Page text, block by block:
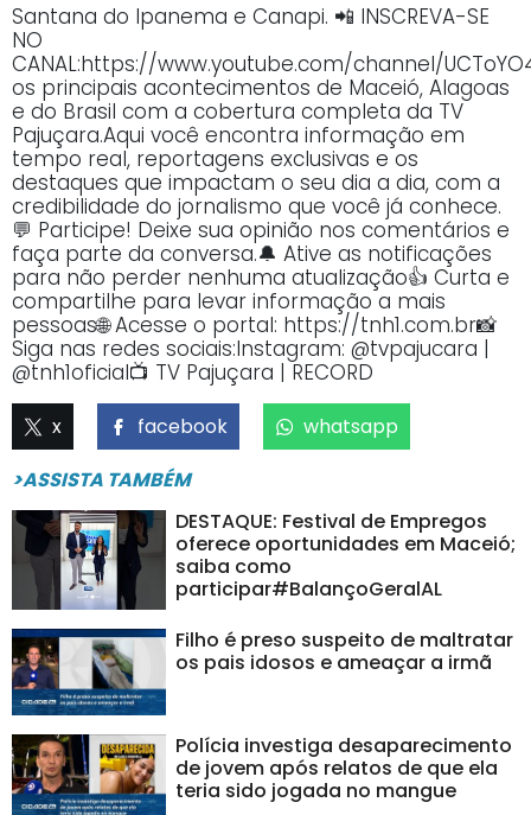
Santana do Ipanema e Canapi. 📲 INSCREVA-SE
NO
CANAL:https://www.youtube.com/channel/
os principais acontecimentos de Maceió, Alagoas
e do Brasil com a cobertura completa da TV
Pajuçara.Aqui você encontra informação em
tempo real, reportagens exclusivas e os
destaques que impactam o seu dia a dia, com a
credibilidade do jornalismo que você já conhece.
💬 Participe! Deixe sua opinião nos comentários e
faça parte da conversa.🔔 Ative as notificações
para não perder nenhuma atualização👍 Curta e
compartilhe para levar informação a mais
pessoas🌐 Acesse o portal: https://tnh1.com.br📸
Siga nas redes sociais:Instagram: @tvpajucara |
@tnh1oficial📺 TV Pajuçara | RECORD
x facebook
whatsapp
>ASSISTA TAMBÉM
DESTAQUE: Festival de Empregos
oferece oportunidades em Maceió;
saiba como
participar#BalançoGeralAL
Filho é preso suspeito de maltratar
os pais idosos e ameaçar a irmã
Polícia investiga desaparecimento
de jovem após relatos de que ela
teria sido jogada no mangue